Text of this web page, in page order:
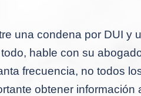
una condena por DUI y
hable con su
frecuencia, no todos
obtener